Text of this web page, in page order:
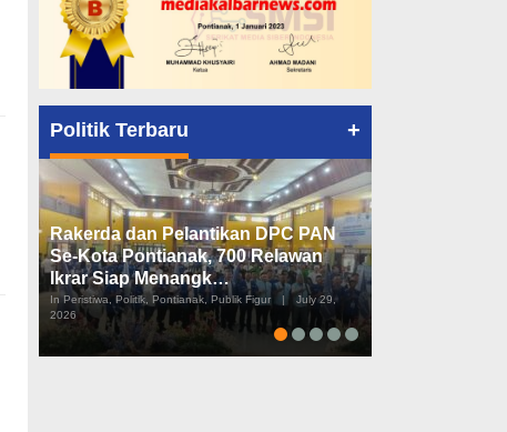
Politik Terbaru +
Rakerda dan Pelantikan DPC PAN
Se-Kota Pontianak, 700 Relawan
Ikrar Siap Menangk…
In Peristiwa, Politik, Pontianak, Publik Figur |
July 29,
2026